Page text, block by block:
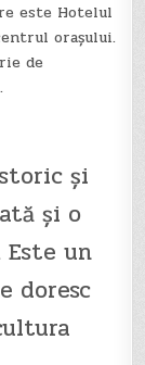
este Hotelul
orașului.
de
și
și o
un
doresc